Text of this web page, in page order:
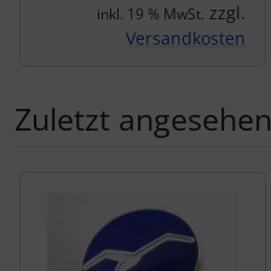
inkl. 19 % MwSt. zzgl.
Versandkosten
Zuletzt angesehen